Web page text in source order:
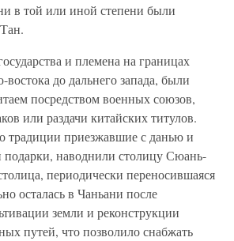
в той или иной степени были
и племена на границах
востока до дальнего запада, были
посредством военных союзов,
или раздачи китайских титулов.
традиции приезжавшие с данью и
подарки, наводнили столицу Сюань-
периодически переносившаяся
осталась в Чаньани после
земли и реконструкции
путей, что позволило снабжать